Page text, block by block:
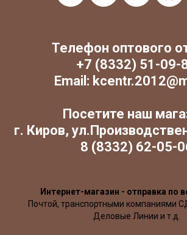
Телефон оптового
+7 (8332) 51-09-
Email:
Посетите наш
г. Киров,
8 (8332) 62-05-
Интернет-магазин - отправка по
Почтой, транспортными компаниями
Деловые Линии и т.д.